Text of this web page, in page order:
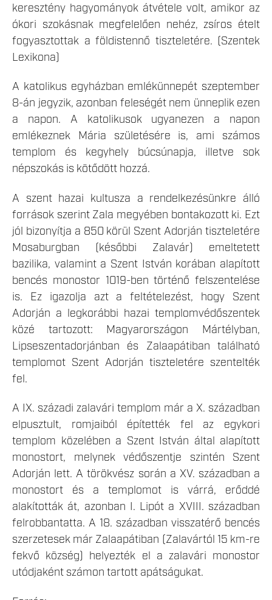
keresztény hagyományok átvétele volt, amikor az
ókori szokásnak megfelelően nehéz, zsíros ételt
fogyasztottak a földistennő tiszteletére. (Szentek
Lexikona)
A katolikus egyházban emlékünnepét szeptember
8-án jegyzik, azonban feleségét nem ünneplik ezen
a napon. A katolikusok ugyanezen a napon
emlékeznek Mária születésére is, ami számos
templom és kegyhely búcsúnapja, illetve sok
népszokás is kötődött hozzá.
A szent hazai kultusza a rendelkezésünkre álló
források szerint Zala megyében bontakozott ki. Ezt
jól bizonyítja a 850 körül Szent Adorján tiszteletére
Mosaburgban (későbbi Zalavár) emeltetett
bazilika, valamint a Szent István korában alapított
bencés monostor 1019-ben történő felszentelése
is. Ez igazolja azt a feltételezést, hogy Szent
Adorján a legkorábbi hazai templomvédőszentek
közé tartozott: Magyarországon Mártélyban,
Lipseszentadorjánban és Zalaapátiban található
templomot Szent Adorján tiszteletére szentelték
fel.
A IX. századi zalavári templom már a X. században
elpusztult, romjaiból építették fel az egykori
templom közelében a Szent István által alapított
monostort, melynek védőszentje szintén Szent
Adorján lett. A törökvész során a XV. században a
monostort és a templomot is várrá, erőddé
alakították át, azonban I. Lipót a XVIII. században
felrobbantatta. A 18. században visszatérő bencés
szerzetesek már Zalaapátiban (Zalavártól 15 km-re
fekvő község) helyezték el a zalavári monostor
utódjaként számon tartott apátságukat.